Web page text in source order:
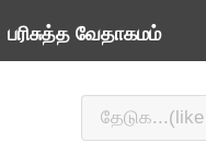
பரிசுத்த வேதாகமம்